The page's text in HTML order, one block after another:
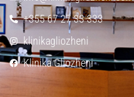
+355 67 27 33 333
klinikagliozheni
Klinika Gliozheni